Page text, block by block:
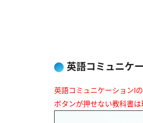
英語コミュニケ
英語コミュニケーションI
ボタンが押せない教科書